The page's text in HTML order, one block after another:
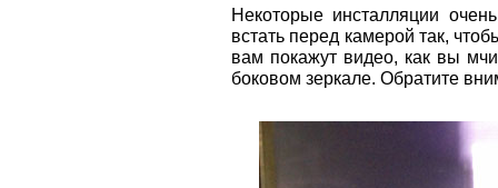
Некоторые инсталляции
встать перед камерой так,
вам покажут видео, как вы
боковом зеркале. Обратите